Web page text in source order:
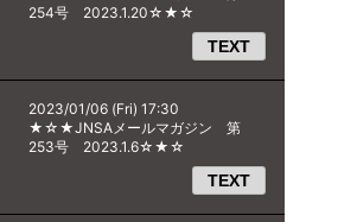
254号 2023.1.20☆★☆
TEXT
2023/01/06 (Fri) 17:30
★☆★JNSAメールマガジン 第
253号 2023.1.6☆★☆
TEXT